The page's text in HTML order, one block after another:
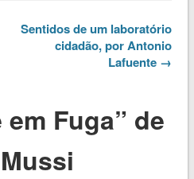
Sentidos de um laboratório
cidadão, por Antonio
Lafuente →
Fuga” de